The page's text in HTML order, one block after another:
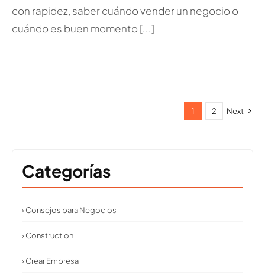
con rapidez, saber cuándo vender un negocio o
cuándo es buen momento [...]
1 2 Next
Categorías
› Consejos para Negocios
› Construction
› Crear Empresa